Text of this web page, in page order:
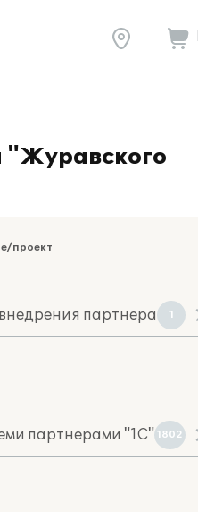
проект
партнера 1
партнерами "1С" 1802